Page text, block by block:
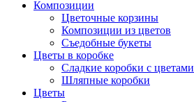
Композиции
Цветочные корзины
Композиции из цветов
Съедобные букеты
Цветы в коробке
Сладкие коробки с цветами
Шляпные коробки
Цветы